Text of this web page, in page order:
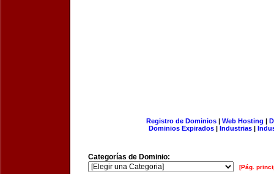
Registro de Dominios| Web Hosting |
Dominios Expirados | Industrias |
Categorías de Dominio:
[Pág.